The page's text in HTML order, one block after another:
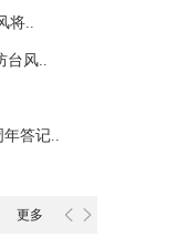
将..
台风..
年答记..
更多